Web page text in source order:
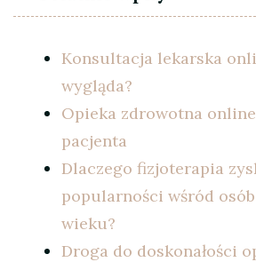
Konsultacja lekarska
wygląda?
Opieka zdrowotna
pacjenta
Dlaczego fizjoterapia
popularności wśród
wieku?
Droga do doskonałości